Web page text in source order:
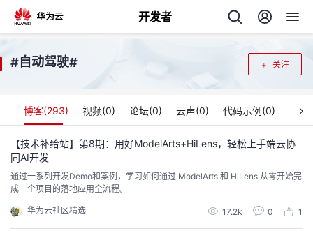
开发者
返
回
个
关注
#自动驾驶#
博客(293) 视频(0) 论坛(0) 云声(0) 代码示例(0)
【技术补给站】第8期：用好ModelArts+HiLens，轻松上手端云协
同AI开发
通过一系列开发Demo和案例，学习如何通过 ModelArts 和 HiLens 从零开始完
成一个项目的落地应用全流程。
华为云社区精选 17.2k 0 1